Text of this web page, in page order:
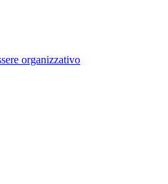
organizzativo